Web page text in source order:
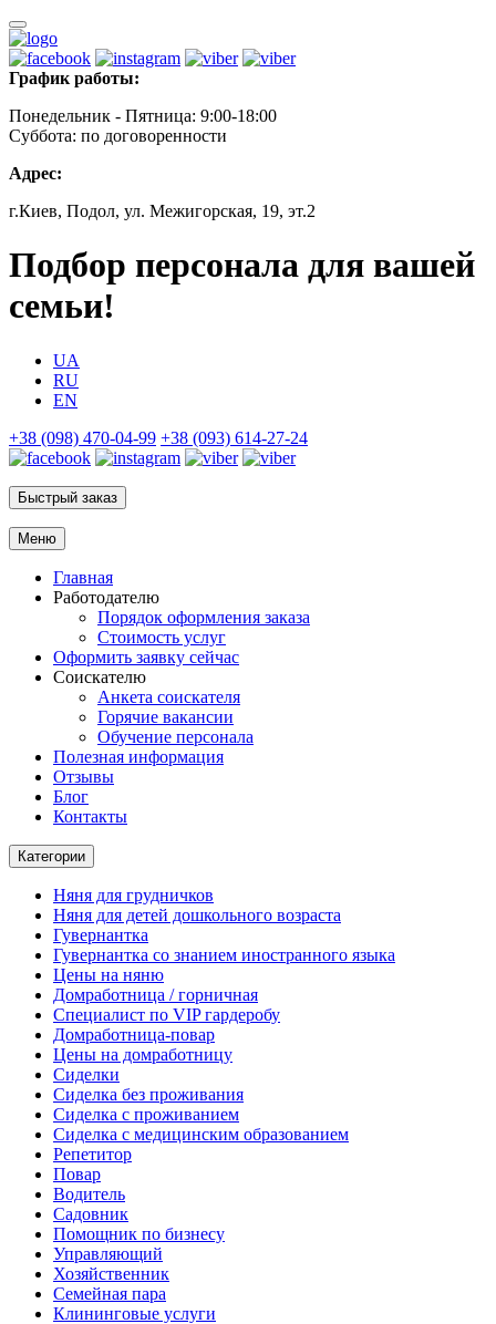
График работы:
Понедельник - Пятница: 9:00-18:00
Суббота: по договоренности
Адрес:
г.Киев, Подол, ул. Межигорская, 19, эт.2
Подбор персонала для вашей
семьи!
UA
RU
EN
+38 (098) 470-04-99 +38 (093) 614-27-24
Быстрый заказ
Меню
Главная
Работодателю
Порядок оформления заказа
Стоимость услуг
Оформить заявку сейчас
Соискателю
Анкета соискателя
Горячие вакансии
Обучение персонала
Полезная информация
Отзывы
Блог
Контакты
Категории
Няня для грудничков
Няня для детей дошкольного возраста
Гувернантка
Гувернантка со знанием иностранного языка
Цены на няню
Домработница / горничная
Cпециалист по VIP гардеробу
Домработница-повар
Цены на домработницу
Сиделки
Сиделка без проживания
Сиделка с проживанием
Сиделка с медицинским образованием
Репетитор
Повар
Водитель
Садовник
Помощник по бизнесу
Управляющий
Хозяйственник
Семейная пара
Клининговые услуги